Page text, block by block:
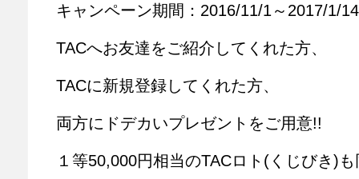
キャンペーン期間：2016/11/1～2017/1/14
TACへお友達をご紹介してくれた方、
TACに新規登録してくれた方、
両方にドデカいプレゼントをご用意!!
１等50,000円相当のTACロト(くじびき)